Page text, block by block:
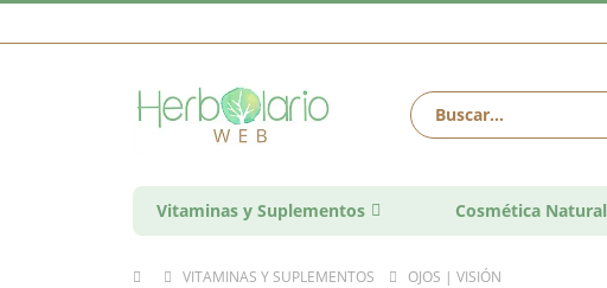
Vitaminas y Suplementos Cosmética Natural
VITAMINAS Y SUPLEMENTOS OJOS | VISIÓN